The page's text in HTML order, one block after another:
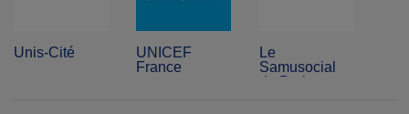
Unis-Cité
UNICEF
France
Le
Samusocial
de Paris